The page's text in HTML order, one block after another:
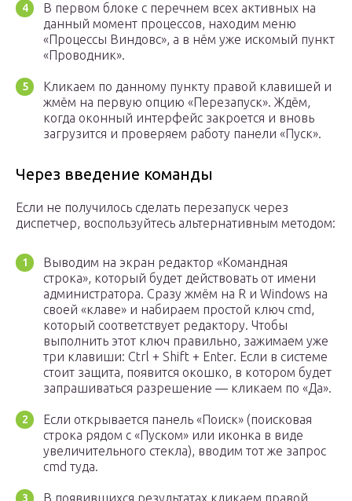
В первом блоке с перечнем всех активных на
данный момент процессов, находим меню
«Процессы Виндовс», а в нём уже искомый пункт
«Проводник».
Кликаем по данному пункту правой клавишей и
жмём на первую опцию «Перезапуск». Ждём,
когда оконный интерфейс закроется и вновь
загрузится и проверяем работу панели «Пуск».
Через введение команды
Если не получилось сделать перезапуск через
диспетчер, воспользуйтесь альтернативным методом:
Выводим на экран редактор «Командная
строка», который будет действовать от имени
администратора. Сразу жмём на R и Windows на
своей «клаве» и набираем простой ключ cmd,
который соответствует редактору. Чтобы
выполнить этот ключ правильно, зажимаем уже
три клавиши: Ctrl + Shift + Enter. Если в системе
стоит защита, появится окошко, в котором будет
запрашиваться разрешение — кликаем по «Да».
Если открывается панель «Поиск» (поисковая
строка рядом с «Пуском» или иконка в виде
увеличительного стекла), вводим тот же запрос
cmd туда.
В появившихся результатах кликаем правой